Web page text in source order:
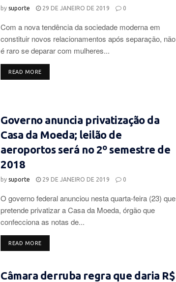
by suporte 29 DE JANEIRO DE 2019 0
Com a nova tendência da sociedade moderna em
constituir novos relacionamentos após separação, não
é raro se deparar com mulheres...
READ MOREDETAILS
Governo anuncia privatização da
Casa da Moeda; leilão de
aeroportos será no 2º semestre de
2018
by suporte 29 DE JANEIRO DE 2019 0
O governo federal anunciou nesta quarta-feira (23) que
pretende privatizar a Casa da Moeda, órgão que
confecciona as notas de...
READ MOREDETAILS
Câmara derruba regra que daria R$